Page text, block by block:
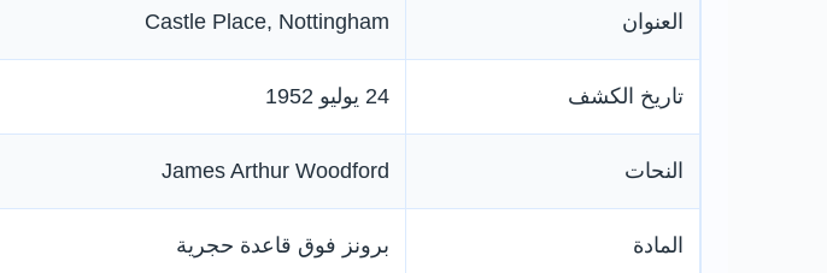
العنوان Castle Place, Nottingham
تاريخ الكشف 24 يوليو 1952
النحات James Arthur Woodford
المادة برونز فوق قاعدة حجرية